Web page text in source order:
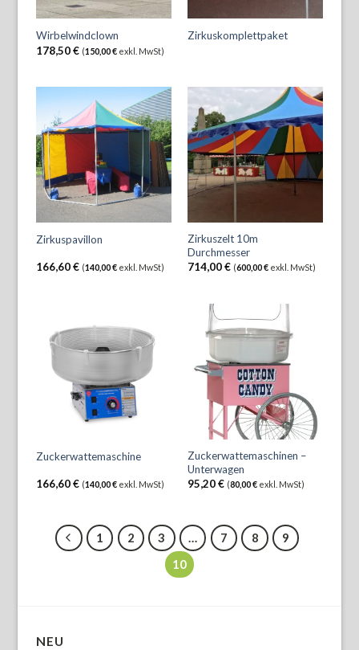
Wirbelwindclown
178,50€ (150,00€ exkl. MwSt)
Zirkuskomplettpaket
Zirkuspavillon
166,60€ (140,00€ exkl. MwSt)
Zirkuszelt 10m
Durchmesser
714,00€ (600,00€exkl. MwSt)
Zuckerwattemaschine
166,60€ (140,00€ exkl. MwSt)
Zuckerwattemaschinen –
Unterwagen
95,20€ (80,00€exkl. MwSt)
1 2 3 … 7 8
9
10
NEU